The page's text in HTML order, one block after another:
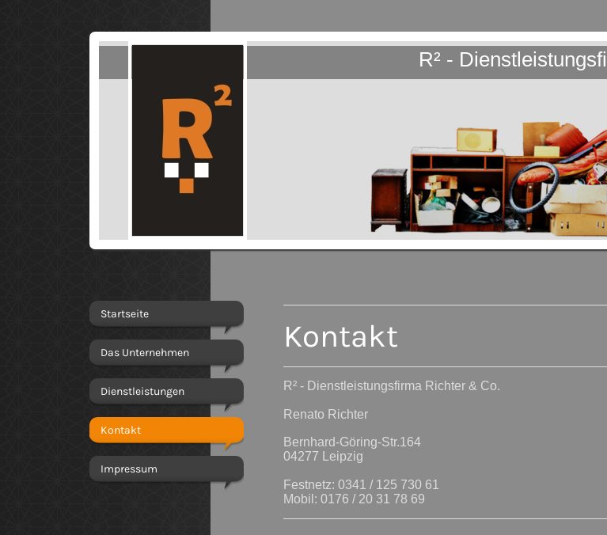
R² -
Startseite
Das Unternehmen
Dienstleistungen
Kontakt
Impressum
Kontakt
R² - Dienstleistungsfirma Richter & Co.
Renato Richter
Bernhard-Göring-Str.164
04277 Leipzig
Festnetz: 0341 / 125 730 61
Mobil: 0176 / 20 31 78 69